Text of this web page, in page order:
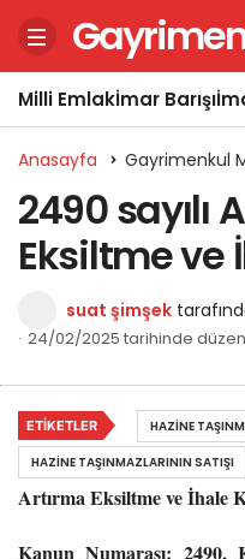
Milli Emlakİmar Barışı
Anasayfa Gayrimenkul
2490 sayılı
Eksiltme ve
suat şimşek
24/02/2025 tarihinde
Artırma Eksiltme ve İhale
Kanun Numarası: 2490,
ETIKETLER
HAZINE
HAZINE TAŞINMAZLARININ SATIŞI